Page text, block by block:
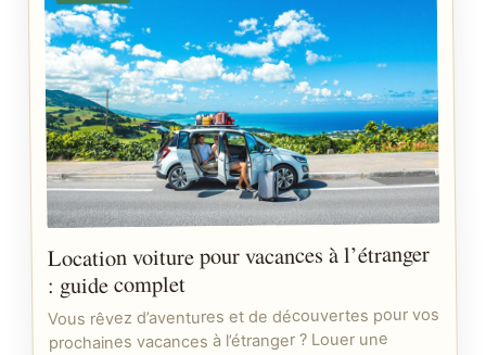
Location voiture pour vacances à l’étranger
: guide complet
Vous rêvez d’aventures et de découvertes pour vos
prochaines vacances à l’étranger ? Louer une